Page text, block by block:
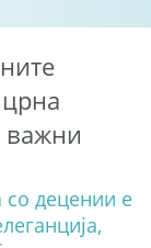
важни
со децении е